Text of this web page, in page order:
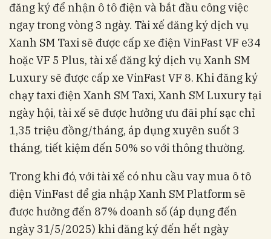
đăng ký để nhận ô tô điện và bắt đầu công việc
ngay trong vòng 3 ngày. Tài xế đăng ký dịch vụ
Xanh SM Taxi sẽ được cấp xe điện VinFast VF e34
hoặc VF 5 Plus, tài xế đăng ký dịch vụ Xanh SM
Luxury sẽ được cấp xe VinFast VF 8. Khi đăng ký
chạy taxi điện Xanh SM Taxi, Xanh SM Luxury tại
ngày hội, tài xế sẽ được hưởng ưu đãi phí sạc chỉ
1,35 triệu đồng/tháng, áp dụng xuyên suốt 3
tháng, tiết kiệm đến 50% so với thông thường.
Trong khi đó, với tài xế có nhu cầu vay mua ô tô
điện VinFast để gia nhập Xanh SM Platform sẽ
được hưởng đến 87% doanh số (áp dụng đến
ngày 31/5/2025) khi đăng ký đến hết ngày